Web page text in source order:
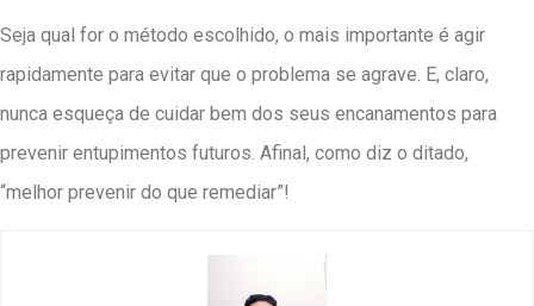
Seja qual for o método escolhido, o mais importante é agir
rapidamente para evitar que o problema se agrave. E, claro,
nunca esqueça de cuidar bem dos seus encanamentos para
prevenir entupimentos futuros. Afinal, como diz o ditado,
“melhor prevenir do que remediar”!